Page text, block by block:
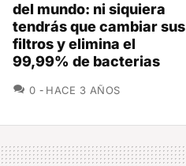
del mundo: ni siquiera
tendrás que cambiar sus
filtros y elimina el
99,99% de bacterias
0 COMENTARIOS
HACE 3 AÑOS